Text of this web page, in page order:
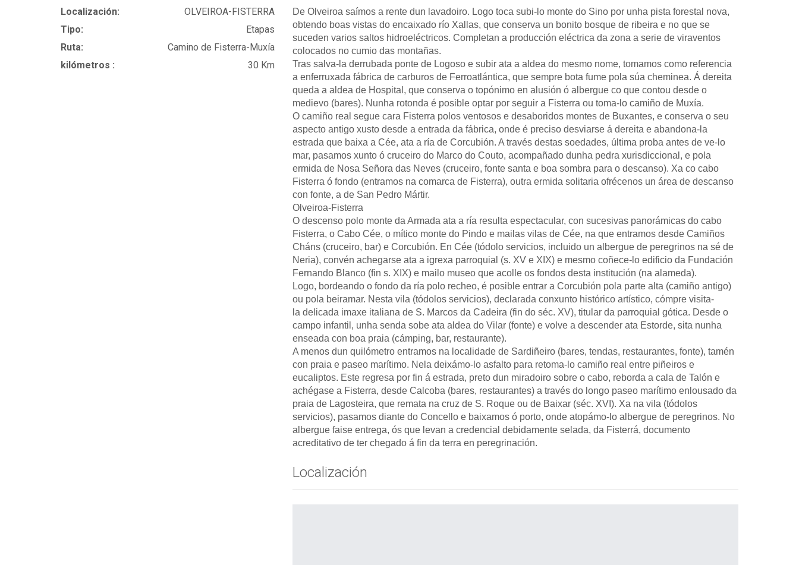
Localización:
OLVEIROA-FISTERRA
Tipo:
Etapas
Ruta:
Camino de Fisterra-Muxía
kilómetros :
30 Km
De Olveiroa saímos a rente dun lavadoiro. Logo toca subi-lo monte do Sino por unha pista forestal nova,
obtendo boas vistas do encaixado río Xallas, que conserva un bonito bosque de ribeira e no que se
suceden varios saltos hidroeléctricos. Completan a producción eléctrica da zona a serie de viraventos
colocados no cumio das montañas.
Tras salva-la derrubada ponte de Logoso e subir ata a aldea do mesmo nome, tomamos como referencia
a enferruxada fábrica de carburos de Ferroatlántica, que sempre bota fume pola súa cheminea. Á dereita
queda a aldea de Hospital, que conserva o topónimo en alusión ó albergue co que contou desde o
medievo (bares). Nunha rotonda é posible optar por seguir a Fisterra ou toma-lo camiño de Muxía.
O camiño real segue cara Fisterra polos ventosos e desaboridos montes de Buxantes, e conserva o seu
aspecto antigo xusto desde a entrada da fábrica, onde é preciso desviarse á dereita e abandona-la
estrada que baixa a Cée, ata a ría de Corcubión. A través destas soedades, última proba antes de ve-lo
mar, pasamos xunto ó cruceiro do Marco do Couto, acompañado dunha pedra xurisdiccional, e pola
ermida de Nosa Señora das Neves (cruceiro, fonte santa e boa sombra para o descanso). Xa co cabo
Fisterra ó fondo (entramos na comarca de Fisterra), outra ermida solitaria ofrécenos un área de descanso
con fonte, a de San Pedro Mártir.
Olveiroa-Fisterra
O descenso polo monte da Armada ata a ría resulta espectacular, con sucesivas panorámicas do cabo
Fisterra, o Cabo Cée, o mítico monte do Pindo e mailas vilas de Cée, na que entramos desde Camiños
Cháns (cruceiro, bar) e Corcubión. En Cée (tódolo servicios, incluido un albergue de peregrinos na sé de
Neria), convén achegarse ata a igrexa parroquial (s. XV e XIX) e mesmo coñece-lo edificio da Fundación
Fernando Blanco (fin s. XIX) e mailo museo que acolle os fondos desta institución (na alameda).
Logo, bordeando o fondo da ría polo recheo, é posible entrar a Corcubión pola parte alta (camiño antigo)
ou pola beiramar. Nesta vila (tódolos servicios), declarada conxunto histórico artístico, cómpre visita-
la delicada imaxe italiana de S. Marcos da Cadeira (fin do séc. XV), titular da parroquial gótica. Desde o
campo infantil, unha senda sobe ata aldea do Vilar (fonte) e volve a descender ata Estorde, sita nunha
enseada con boa praia (cámping, bar, restaurante).
A menos dun quilómetro entramos na localidade de Sardiñeiro (bares, tendas, restaurantes, fonte), tamén
con praia e paseo marítimo. Nela deixámo-lo asfalto para retoma-lo camiño real entre piñeiros e
eucaliptos. Este regresa por fin á estrada, preto dun miradoiro sobre o cabo, reborda a cala de Talón e
achégase a Fisterra, desde Calcoba (bares, restaurantes) a través do longo paseo marítimo enlousado da
praia de Lagosteira, que remata na cruz de S. Roque ou de Baixar (séc. XVI). Xa na vila (tódolos
servicios), pasamos diante do Concello e baixamos ó porto, onde atopámo-lo albergue de peregrinos. No
albergue faise entrega, ós que levan a credencial debidamente selada, da Fisterrá, documento
acreditativo de ter chegado á fin da terra en peregrinación.
Localización